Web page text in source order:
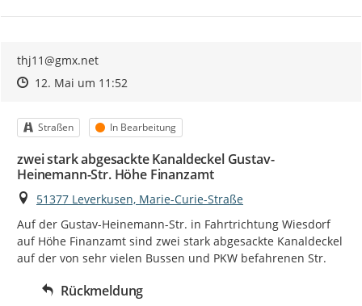
thj11@gmx.net
Zeitpunkt des Erstellens
Zeitpunkt des Erstellens
12. Mai um 11:52Zur Äußerung
Kategorie
Straßen Status
In Bearbeitung
zwei stark abgesackte Kanaldeckel Gustav-
Heinemann-Str. Höhe Finanzamt
Ort
51377 Leverkusen, Marie-Curie-Straße
Auf der Gustav-Heinemann-Str. in Fahrtrichtung Wiesdorf
auf Höhe Finanzamt sind zwei stark abgesackte Kanaldeckel
auf der von sehr vielen Bussen und PKW befahrenen Str.
Rückmeldung